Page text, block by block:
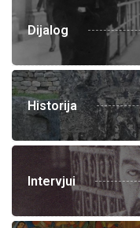
Dijalog
Historija
Intervjui